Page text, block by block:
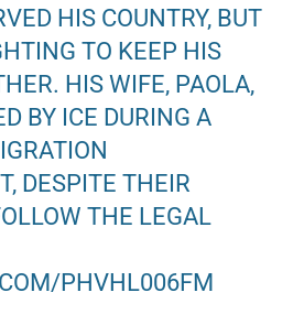
HIS COUNTRY, BUT
TO KEEP HIS
HIS WIFE, PAOLA,
BY ICE DURING A
DESPITE THEIR
THE LEGAL
PHVHL006FM